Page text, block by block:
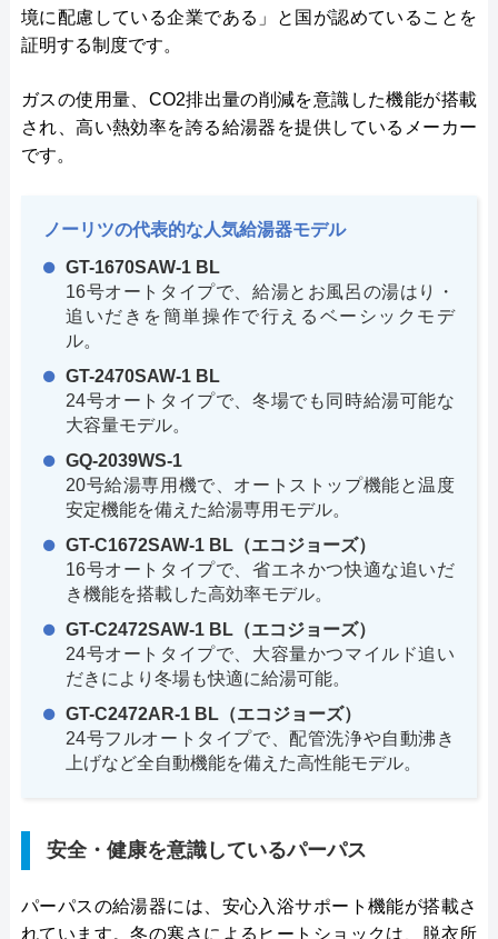
境に配慮している企業である」と国が認めていることを
証明する制度です。
ガスの使用量、CO2排出量の削減を意識した機能が搭載
され、高い熱効率を誇る給湯器を提供しているメーカー
です。
ノーリツの代表的な人気給湯器モデル
GT-1670SAW-1 BL
16号オートタイプで、給湯とお風呂の湯はり・
追いだきを簡単操作で行えるベーシックモデ
ル。
GT-2470SAW-1 BL
24号オートタイプで、冬場でも同時給湯可能な
大容量モデル。
GQ-2039WS-1
20号給湯専用機で、オートストップ機能と温度
安定機能を備えた給湯専用モデル。
GT-C1672SAW-1 BL（エコジョーズ）
16号オートタイプで、省エネかつ快適な追いだ
き機能を搭載した高効率モデル。
GT-C2472SAW-1 BL（エコジョーズ）
24号オートタイプで、大容量かつマイルド追い
だきにより冬場も快適に給湯可能。
GT-C2472AR-1 BL（エコジョーズ）
24号フルオートタイプで、配管洗浄や自動沸き
上げなど全自動機能を備えた高性能モデル。
安全・健康を意識しているパーパス
パーパスの給湯器には、安心入浴サポート機能が搭載さ
れています。冬の寒さによるヒートショックは、脱衣所